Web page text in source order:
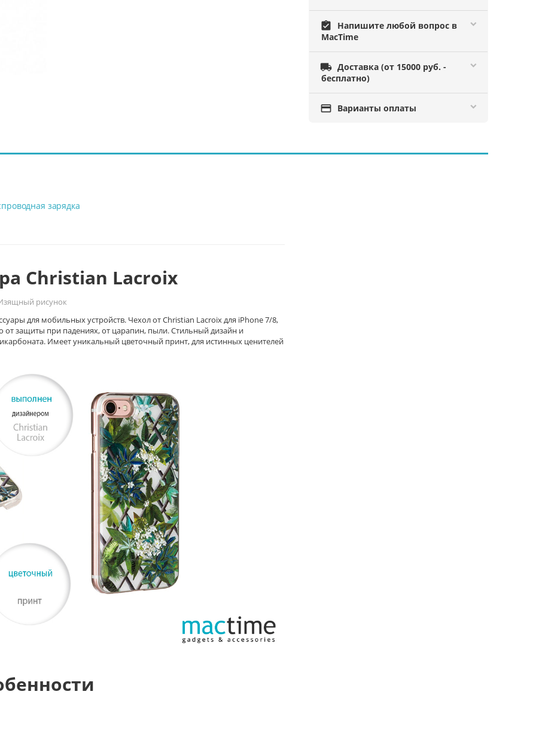
assignment_turned_in
Напишите любой вопрос в
MacTime
 Доставка (от 15000 руб. -
бесплатно)
 Варианты оплаты
зарядка
Christian Lacroix
рисунок
для мобильных устройств. Чехол от Christian Lacroix для iPhone 7/8,
от защиты при падениях, от царапин, пыли. Стильный дизайн и
Имеет уникальный цветочный принт, для истинных ценителей